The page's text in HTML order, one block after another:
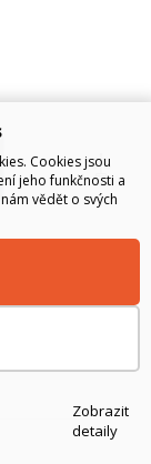
Cookies jsou
jeho funkčnosti a
vědět o svých
Zobrazit
detaily